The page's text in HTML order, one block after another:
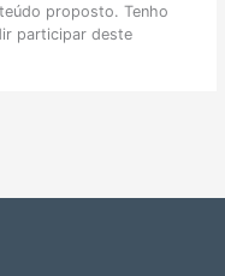
proposto. Tenho
participar deste